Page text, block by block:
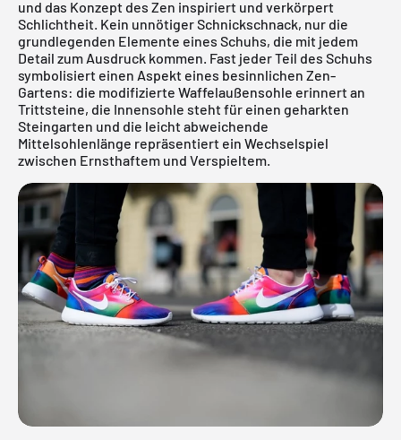
und das Konzept des Zen inspiriert und verkörpert
Schlichtheit. Kein unnötiger Schnickschnack, nur die
grundlegenden Elemente eines Schuhs, die mit jedem
Detail zum Ausdruck kommen. Fast jeder Teil des Schuhs
symbolisiert einen Aspekt eines besinnlichen Zen-
Gartens: die modifizierte Waffelaußensohle erinnert an
Trittsteine, die Innensohle steht für einen geharkten
Steingarten und die leicht abweichende
Mittelsohlenlänge repräsentiert ein Wechselspiel
zwischen Ernsthaftem und Verspieltem.